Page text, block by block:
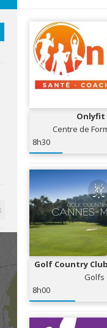
Onlyfit
Centre de
8h30
Golf Country
Golfs
8h00